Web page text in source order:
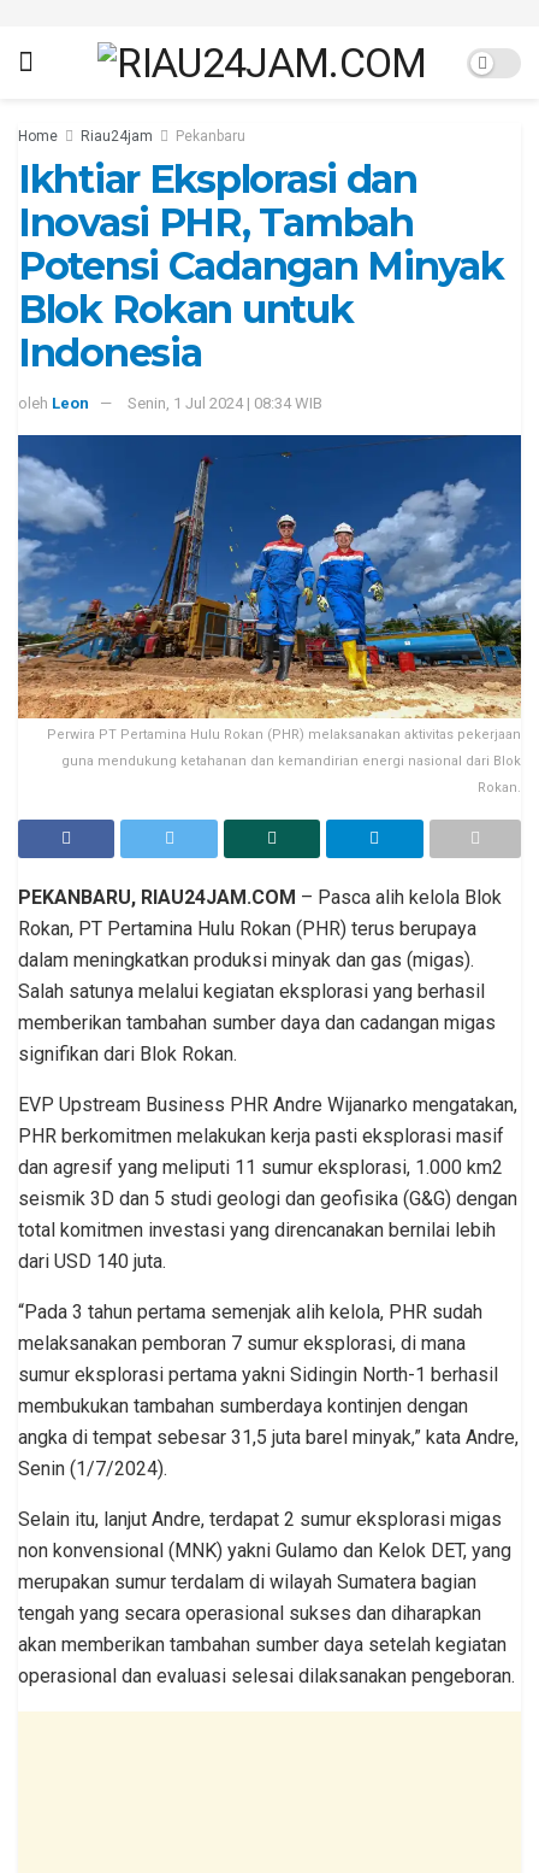
Home Riau24jam Pekanbaru
Ikhtiar Eksplorasi dan
Inovasi PHR, Tambah
Potensi Cadangan Minyak
Blok Rokan untuk
Indonesia
oleh Leon Senin, 1 Jul 2024 | 08:34 WIB
Perwira PT Pertamina Hulu Rokan (PHR) melaksanakan aktivitas pekerjaan
guna mendukung ketahanan dan kemandirian energi nasional dari Blok
Rokan.
PEKANBARU, RIAU24JAM.COM – Pasca alih kelola Blok
Rokan, PT Pertamina Hulu Rokan (PHR) terus berupaya
dalam meningkatkan produksi minyak dan gas (migas).
Salah satunya melalui kegiatan eksplorasi yang berhasil
memberikan tambahan sumber daya dan cadangan migas
signifikan dari Blok Rokan.
EVP Upstream Business PHR Andre Wijanarko mengatakan,
PHR berkomitmen melakukan kerja pasti eksplorasi masif
dan agresif yang meliputi 11 sumur eksplorasi, 1.000 km2
seismik 3D dan 5 studi geologi dan geofisika (G&G) dengan
total komitmen investasi yang direncanakan bernilai lebih
dari USD 140 juta.
“Pada 3 tahun pertama semenjak alih kelola, PHR sudah
melaksanakan pemboran 7 sumur eksplorasi, di mana
sumur eksplorasi pertama yakni Sidingin North-1 berhasil
membukukan tambahan sumberdaya kontinjen dengan
angka di tempat sebesar 31,5 juta barel minyak,” kata Andre,
Senin (1/7/2024).
Selain itu, lanjut Andre, terdapat 2 sumur eksplorasi migas
non konvensional (MNK) yakni Gulamo dan Kelok DET, yang
merupakan sumur terdalam di wilayah Sumatera bagian
tengah yang secara operasional sukses dan diharapkan
akan memberikan tambahan sumber daya setelah kegiatan
operasional dan evaluasi selesai dilaksanakan pengeboran.